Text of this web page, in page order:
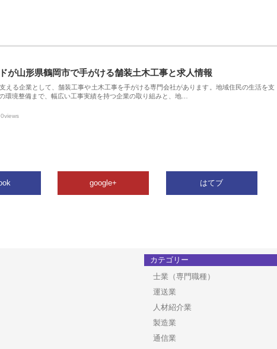
が山形県鶴岡市で手がける舗装土木工事と求人情報
える企業として、舗装工事や土木工事を手がける専門会社があります。地域住民の生活を支
環境整備まで、幅広い工事実績を持つ企業の取り組みと、地…
0views
google+ はてブ
カテゴリー
士業（専門職種）
運送業
人材紹介業
製造業
通信業